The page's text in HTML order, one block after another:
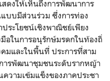
ดงให้เห็นถึงการพัฒนาการ
บบมีส่วนร่วม ซึ่งการท่อง
ระโยชน์เชิงพาณิชย์เพียง
อในการอนุรักษ์มรดกในท้องถิ่
มและในพื้นที่ ประการที่สาม
ารพัฒนาชุมชนระดับรากหญ้า
ความเข้มแข็งของภาคประชา